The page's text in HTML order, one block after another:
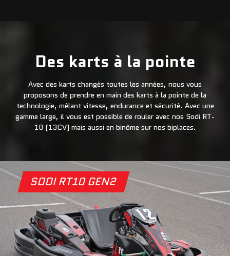
Des karts à la pointe
Avec des karts changés toutes les années, nous vous
proposons de prendre en main des karts à la pointe de la
technologie, mêlant vitesse, endurance et sécurité. Avec une
gamme large, il vous est possible de rouler avec nos Sodi RT-
10 (13CV) mais aussi en binôme sur nos biplaces.
SODI RT10 GEN2